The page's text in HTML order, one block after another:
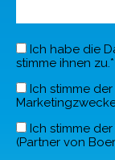
Ich habe die
stimme ihnen
Ich stimme
Ich stimme
(Partner von